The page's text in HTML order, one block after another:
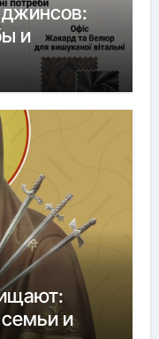
джинсов:
и
и